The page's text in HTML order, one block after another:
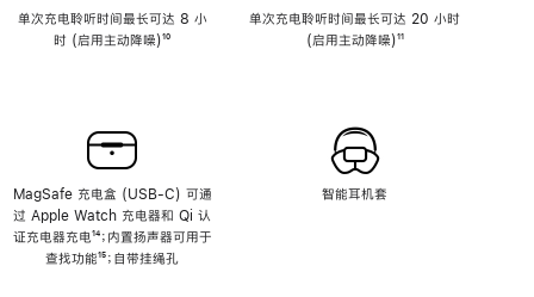
单次充电聆听时间最长可达 8 小
时 (启用主动降噪)脚
¹⁰
MagSafe 充电盒 (USB-C) 可通
过 Apple Watch 充电器和 Qi 认
证充电器充电脚
注
¹⁴；内置扬声器可用于
查找功能脚
¹⁵；自带挂绳孔
单次充电聆听时间最长可达 20 小时
(启用主动降噪)脚
¹¹
智能耳机套